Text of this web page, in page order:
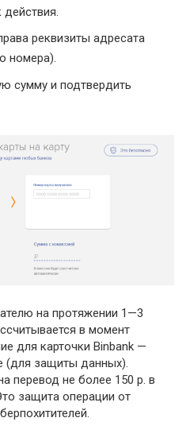
действия.
реквизиты адресата
номера).
сумму и подтвердить
на протяжении 1—3
в момент
для карточки Binbank —
(для защиты данных).
перевод не более 150 р. в
защита операции от